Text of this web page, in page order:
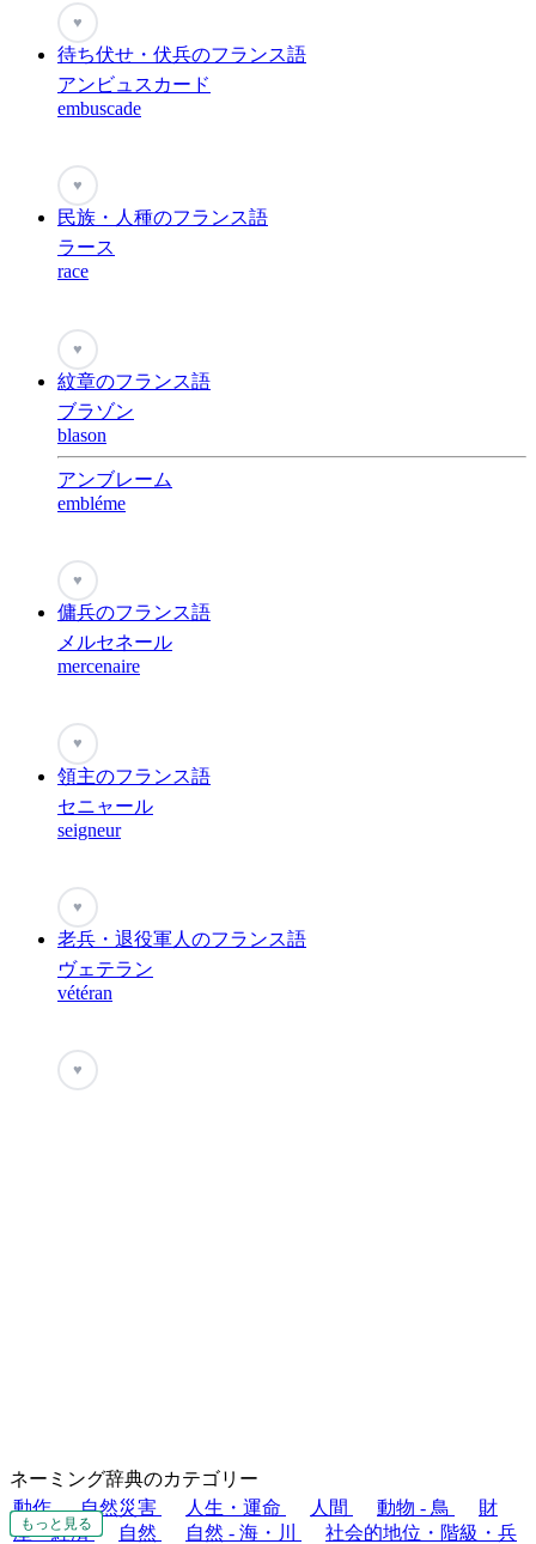
もっと見る
もっと見る
もっと見る
もっと見る
もっと見る
もっと見る
もっと見る
もっと見る
もっと見る
♥
待ち伏せ・伏兵のフランス語
アンビュスカード
embuscade
♥
民族・人種のフランス語
ラース
race
♥
紋章のフランス語
ブラゾン
blason
アンブレーム
embléme
♥
傭兵のフランス語
メルセネール
mercenaire
♥
領主のフランス語
セニャール
seigneur
♥
老兵・退役軍人のフランス語
ヴェテラン
vétéran
♥
ネーミング辞典のカテゴリー
動作
自然災害 人生・運命 人間 動物 - 鳥
財
産・経済
自然 自然 - 海・川 社会的地位・階級・兵